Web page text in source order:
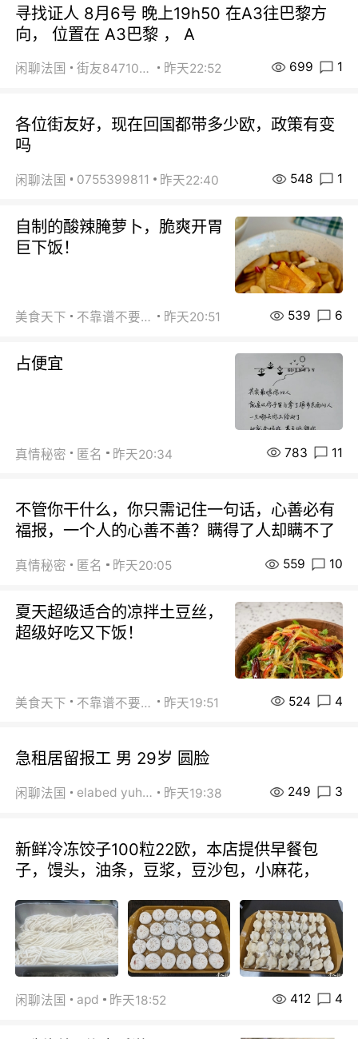
寻找证人 8月6号 晚上19h50 在A3往巴黎方
向， 位置在 A3巴黎 ， A
闲聊法国 街友84710671 昨天22:52 699 1
各位街友好，现在回国都带多少欧，政策有变
吗
闲聊法国 0755399811 昨天22:40 548 1
自制的酸辣腌萝卜，脆爽开胃
巨下饭！
美食天下 不靠谱不要联系 昨天20:51 539 6
占便宜
真情秘密 匿名 昨天20:34 783 11
不管你干什么，你只需记住一句话，心善必有
福报，一个人的心善不善？瞒得了人却瞒不了
真情秘密 匿名 昨天20:05 559 10
夏天超级适合的凉拌土豆丝，
超级好吃又下饭！
美食天下 不靠谱不要联系 昨天19:51 524 4
急租居留报工 男 29岁 圆脸
闲聊法国 elabed yuhua 昨天19:38 249 3
新鲜冷冻饺子100粒22欧，本店提供早餐包
子，馒头，油条，豆浆，豆沙包，小麻花，
闲聊法国 apd 昨天18:52 412 4